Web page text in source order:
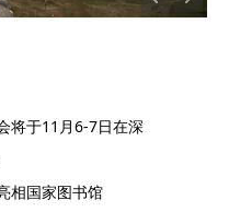
将于11月6-7日在深
相国家图书馆